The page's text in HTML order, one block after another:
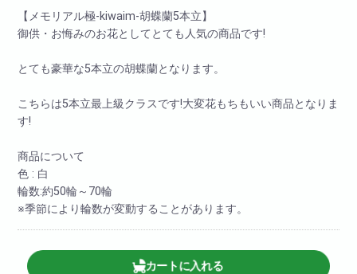
【メモリアル極-kiwaim-胡蝶蘭5本立】
御供・お悔みのお花としてとても人気の商品です!
とても豪華な5本立の胡蝶蘭となります。
こちらは5本立最上級クラスです!大変花もちもいい商品となりま
す!
商品について
色 : 白
輪数:約50輪～70輪
※季節により輪数が変動することがあります。
カートに入れる